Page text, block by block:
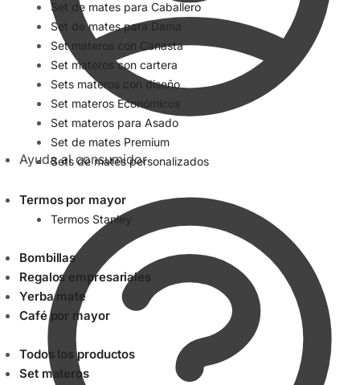
Ayuda al consumidor
Set de mates para Caballero
Set de mates para Dama
Set materos con Canasta
Set materos con cartera
Sets materos con diseño
Set materos Económicos
Set materos para Asado
Set de mates Premium
Sets de mates personalizados
Termos por mayor
Termos Stanley
Bombillas
Regalos empresariales
Yerba mate
Café por mayor
Todos los productos
Set materos